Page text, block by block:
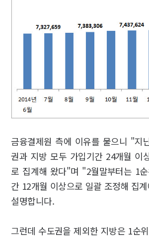
금융결제원 측에 이유를 물으니 "지
권과 지방 모두 가입기간 24개월 이
로 집계해 왔다"며 "2월말부터는 1
간 12개월 이상으로 일괄 조정해 집
설명합니다.
그런데 수도권을 제외한 지방은 1순